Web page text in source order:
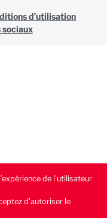
de l’utilisateur
d'autoriser le
d’utilisation
sociaux